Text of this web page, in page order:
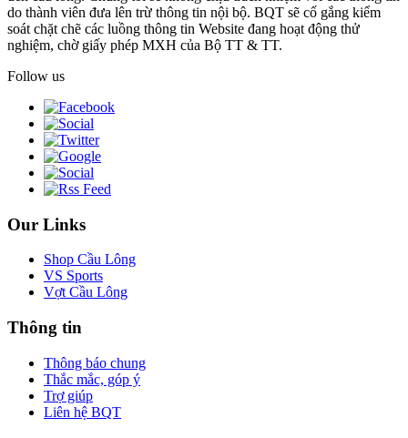
do thành viên đưa lên trừ thông tin nội bộ. BQT sẽ cố gắng kiểm
soát chặt chẽ các luồng thông tin Website đang hoạt động thử
nghiệm, chờ giấy phép MXH của Bộ TT & TT.
Follow us
Our Links
Shop Cầu Lông
VS Sports
Vợt Cầu Lông
Thông tin
Thông báo chung
Thắc mắc, góp ý
Trợ giúp
Liên hệ BQT